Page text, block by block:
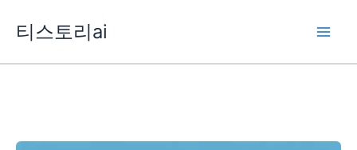
티스토리ai